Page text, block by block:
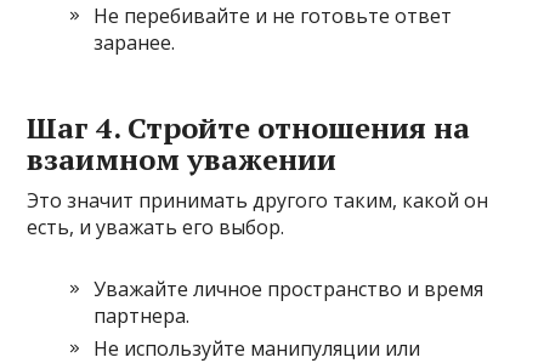
Не перебивайте и не готовьте ответ
заранее.
Шаг 4. Стройте отношения на
взаимном уважении
Это значит принимать другого таким, какой он
есть, и уважать его выбор.
Уважайте личное пространство и время
партнера.
Не используйте манипуляции или